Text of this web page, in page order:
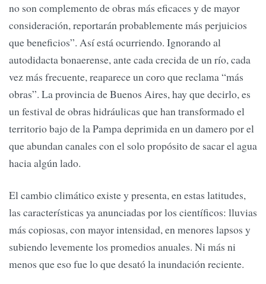
no son complemento de obras más eficaces y de mayor
consideración, reportarán probablemente más perjuicios
que beneficios”. Así está ocurriendo. Ignorando al
autodidacta bonaerense, ante cada crecida de un río, cada
vez más frecuente, reaparece un coro que reclama “más
obras”. La provincia de Buenos Aires, hay que decirlo, es
un festival de obras hidráulicas que han transformado el
territorio bajo de la Pampa deprimida en un damero por el
que abundan canales con el solo propósito de sacar el agua
hacia algún lado.
El cambio climático existe y presenta, en estas latitudes,
las características ya anunciadas por los científicos: lluvias
más copiosas, con mayor intensidad, en menores lapsos y
subiendo levemente los promedios anuales. Ni más ni
menos que eso fue lo que desató la inundación reciente.